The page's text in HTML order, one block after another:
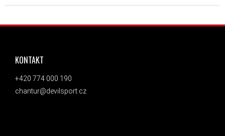
ZÁPATÍ
KONTAKT
+420 774 000 190
chantur@devilsport.cz